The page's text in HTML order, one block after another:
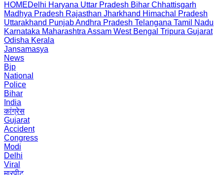
HOMEDelhi Haryana Uttar Pradesh Bihar Chhattisgarh
Madhya Pradesh Rajasthan Jharkhand Himachal Pradesh
Uttarakhand PunjabAndhra Pradesh Telangana Tamil Nadu
Karnataka Maharashtra Assam West Bengal Tripura Gujarat
Odisha Kerala
Jansamasya
News
Bjp
National
Police
Bihar
India
कांग्रेस
Gujarat
Accident
Congress
Modi
Delhi
Viral
मारपीट